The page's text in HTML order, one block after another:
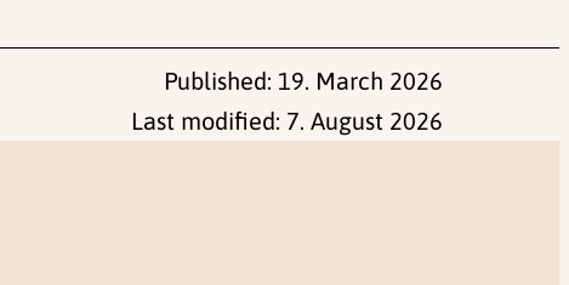
Published: 19. March 2026
Last modified: 7. August 2026